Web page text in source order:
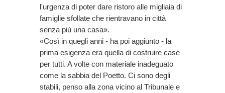
l'urgenza di poter dare ristoro alle migliaia di
famiglie sfollate che rientravano in città
senza più una casa».
«Così in quegli anni - ha poi aggiunto - la
prima esigenza era quella di costruire case
per tutti. A volte con materiale inadeguato
come la sabbia del Poetto. Ci sono degli
stabili, penso alla zona vicino al Tribunale e